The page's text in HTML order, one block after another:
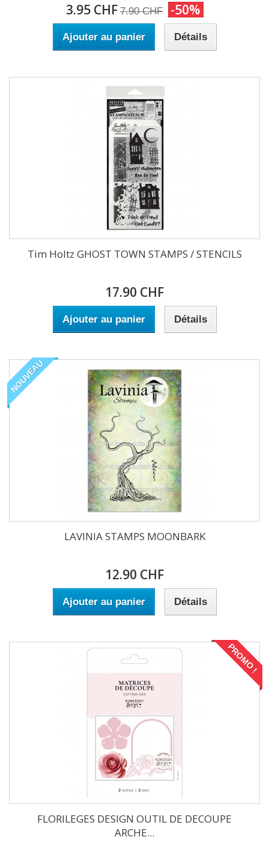
3.95 CHF 7.90 CHF -50%
Ajouter au panier Détails
Tim Holtz GHOST TOWN STAMPS / STENCILS
17.90 CHF
Ajouter au panier Détails
NOUVEAU
LAVINIA STAMPS MOONBARK
12.90 CHF
Ajouter au panier Détails
PROMO !
FLORILEGES DESIGN OUTIL DE DECOUPE
ARCHE...